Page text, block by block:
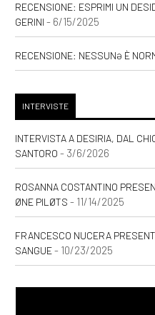
RECENSIONE: ESPRIMI UN
GERINI - 6/15/2025
RECENSIONE: NESSUNƏ È
INTERVISTE
INTERVISTA A DESIRIA, DAL
SANTORO - 3/6/2026
ROSANNA COSTANTINO
ØNE PILØTS - 11/14/2025
FRANCESCO NUCERA
SANGUE- 10/23/2025